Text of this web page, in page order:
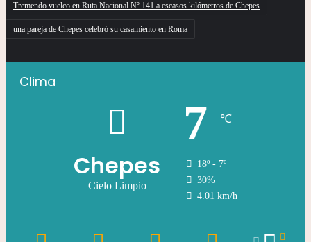
Tremendo vuelco en Ruta Nacional Nº 141 a escasos kilómetros de Chepes
una pareja de Chepes celebró su casamiento en Roma
Clima
Chepes
Cielo Limpio
7 ℃
18º - 7º
30%
4.01 km/h